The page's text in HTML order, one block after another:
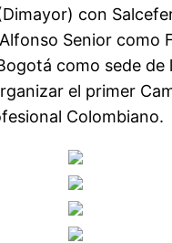
con
Senior como
como sede de
el primer
Colombiano.